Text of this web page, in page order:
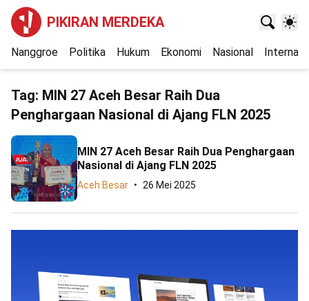
PIKIRAN MERDEKA
Nanggroe Politika Hukum Ekonomi Nasional
Tag: MIN 27 Aceh Besar Raih Dua
Penghargaan Nasional di Ajang FLN 2025
MIN 27 Aceh Besar Raih Dua Penghargaan
Nasional di Ajang FLN 2025
Aceh Besar 26 Mei 2025